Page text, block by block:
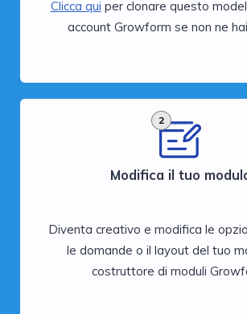
Clicca qui per clonare questo
account Growform se non ne
2
Modifica il tuo
Diventa creativo e modifica le
le domande o il layout del tuo
costruttore di moduli